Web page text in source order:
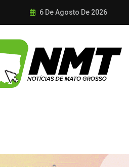
6 De Agosto De 2026